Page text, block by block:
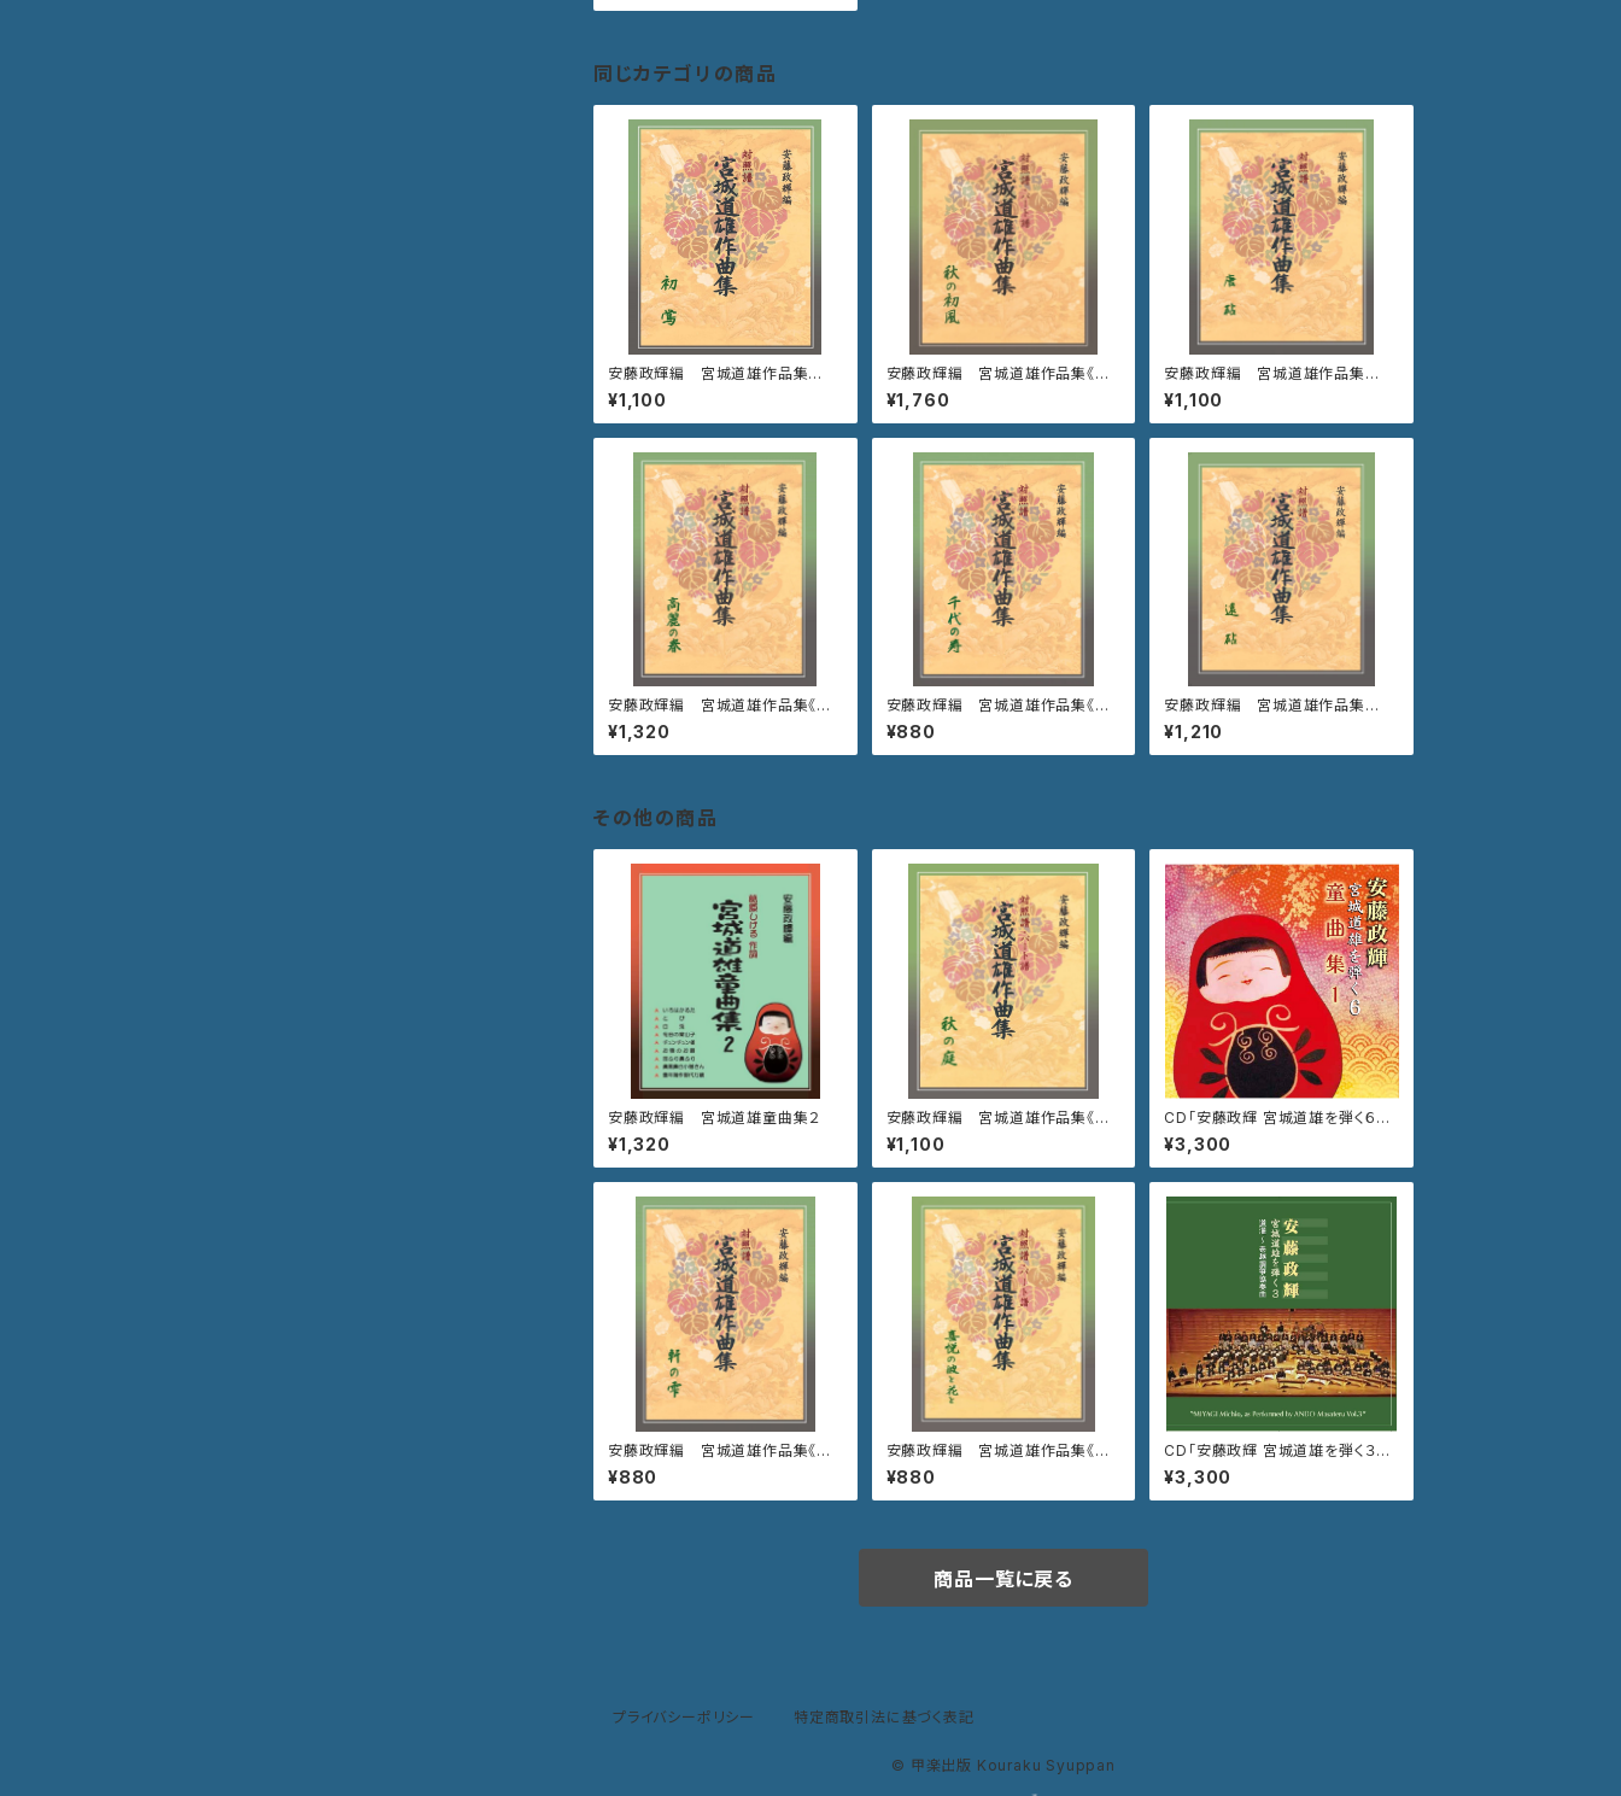
同じカテゴリの商品
安藤政輝編 宮城道雄作品集
《初 鶯》
¥1,100
安藤政輝編 宮城道雄作品集《秋
の初風》
¥1,760
安藤政輝編 宮城道雄作品集
《唐 砧》
¥1,100
安藤政輝編 宮城道雄作品集《高
麗の春》
¥1,320
安藤政輝編 宮城道雄作品集《千
代の寿》
¥880
安藤政輝編 宮城道雄作品集
《遠 砧》
¥1,210
その他の商品
安藤政輝編 宮城道雄童曲集２
¥1,320
安藤政輝編 宮城道雄作品集《秋
の庭》
¥1,100
CD「安藤政輝 宮城道雄を弾く６
童曲集１」 VZCG-811
¥3,300
安藤政輝編 宮城道雄作品集《軒
の雫》
¥880
安藤政輝編 宮城道雄作品集《喜
悦の波と花と》
¥880
CD「安藤政輝 宮城道雄を弾く３
道灌〜壱越調箏協奏曲」VZCG-7
68
¥3,300
商品一覧に戻る
プライバシーポリシー 特定商取引法に基づく表記
© 甲楽出版 Kouraku Syuppan